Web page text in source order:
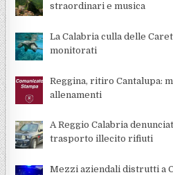
straordinari e musica
La Calabria culla delle
monitorati
Reggina, ritiro Cantalupa:
allenamenti
A Reggio Calabria
trasporto illecito rifiuti
Mezzi aziendali distrutti a